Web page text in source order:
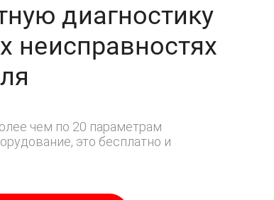
диагностику
неисправностях
чем по 20 параметрам
это бесплатно и